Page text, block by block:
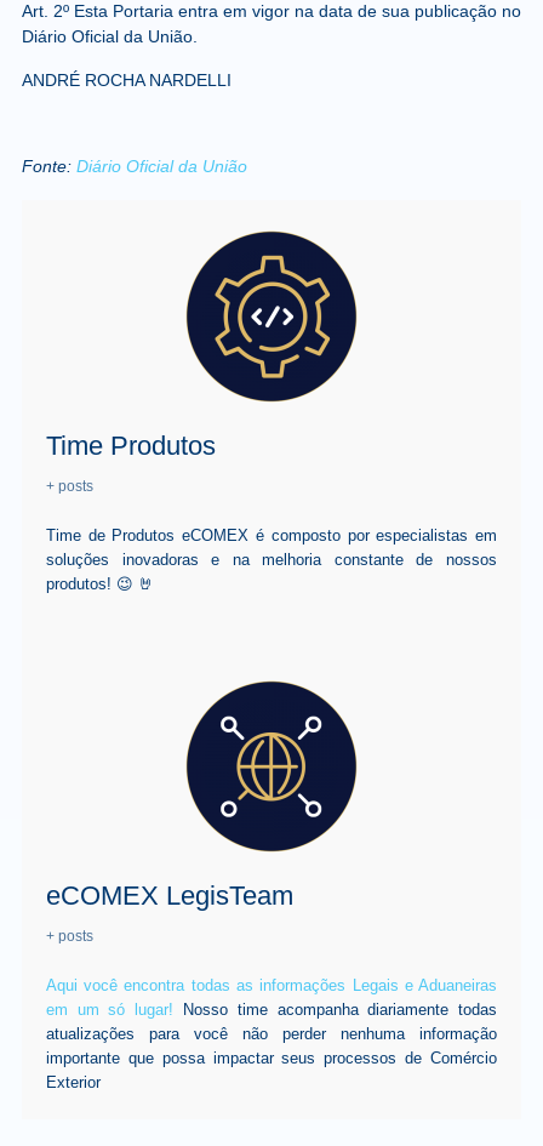
Art. 2º Esta Portaria entra em vigor na data de sua publicação no
Diário Oficial da União.
ANDRÉ ROCHA NARDELLI
Fonte: Diário Oficial da União
Time Produtos
+ posts
Time de Produtos eCOMEX é composto por especialistas em
soluções inovadoras e na melhoria constante de nossos
produtos! 😉 🤘
eCOMEX LegisTeam
+ posts
Aqui você encontra todas as informações Legais e Aduaneiras
em um só lugar! Nosso time acompanha diariamente todas
atualizações para você não perder nenhuma informação
importante que possa impactar seus processos de Comércio
Exterior